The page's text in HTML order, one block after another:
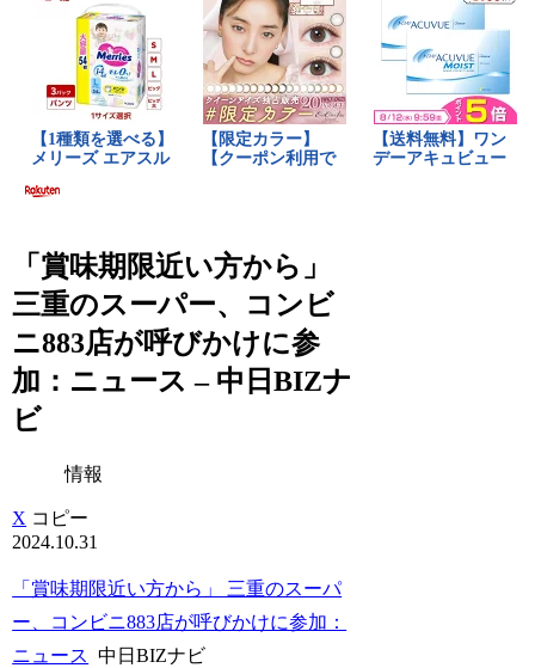
「賞味期限近い方から」
三重のスーパー、コンビ
ニ883店が呼びかけに参
加：ニュース – 中日BIZナ
ビ
情報
X コピー
2024.10.31
「賞味期限近い方から」 三重のスーパ
ー、コンビニ883店が呼びかけに参加：
ニュース 中日BIZナビ